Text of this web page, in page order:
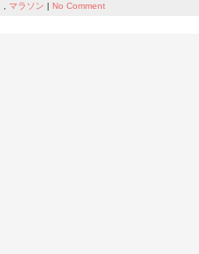
, マラソン | No Comment